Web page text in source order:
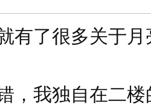
了很多关于月
我独自在二楼